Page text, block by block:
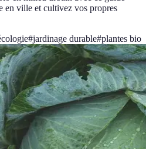
en ville et cultivez vos propres
#jardinage durable#plantes bio